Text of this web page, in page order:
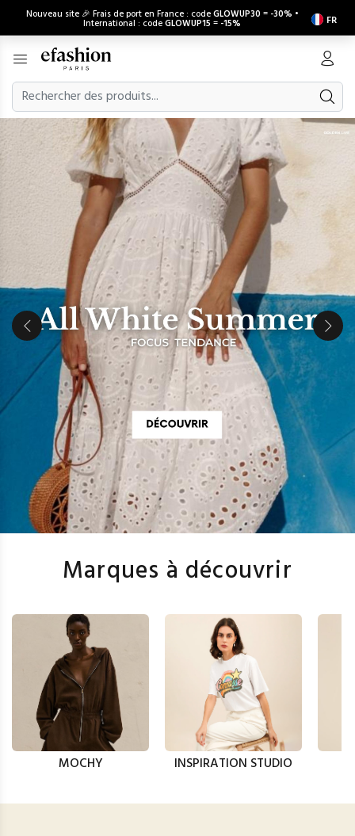
Nouveau site 🎉 Frais de port en France : codeGLOWUP30 = -30% •
International : codeGLOWUP15 = -15% FR
Marques à découvrir
MOCHY INSPIRATION STUDIO